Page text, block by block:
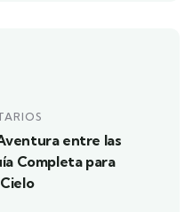
entre las
Completa para